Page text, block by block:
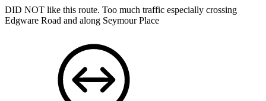
DID NOT like this route. Too much traffic especially crossing
Edgware Road and along Seymour Place